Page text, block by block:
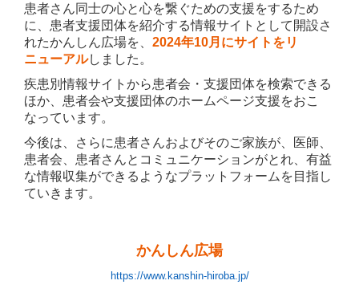
患者さん同士の心と心を繋ぐための支援をするため
に、患者支援団体を紹介する情報サイトとして開設さ
れたかんしん広場を、 2024年10月にサイトをリ
ニューアルしました。
疾患別情報サイトから患者会・支援団体を検索できる
ほか、患者会や支援団体のホームページ支援をおこ
なっています。
今後は、さらに患者さんおよびそのご家族が、医師、
患者会、患者さんとコミュニケーションがとれ、有益
な情報収集ができるようなプラットフォームを目指し
ていきます。
かんしん広場
https://www.kanshin-hiroba.jp/